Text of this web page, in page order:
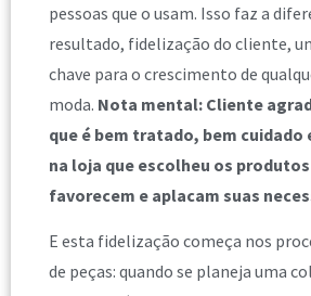
pessoas que o usam. Isso faz a
resultado, fidelização do cliente,
chave para o crescimento de
moda. Nota mental: Cliente
que é bem tratado, bem cuidado
na loja que escolheu os
favorecem e aplacam suas
E esta fidelização começa nos
de peças: quando se planeja uma